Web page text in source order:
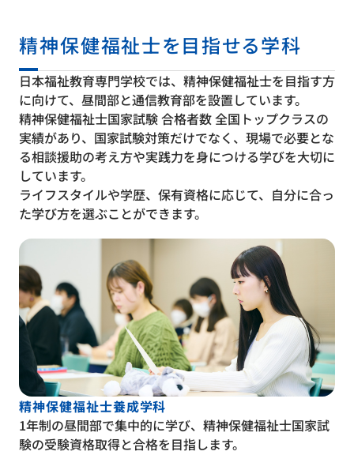
精神保健福祉士を目指せる学科
日本福祉教育専門学校では、精神保健福祉士を目指す方
に向けて、昼間部と通信教育部を設置しています。
精神保健福祉士国家試験 合格者数 全国トップクラスの
実績があり、国家試験対策だけでなく、現場で必要とな
る相談援助の考え方や実践力を身につける学びを大切に
しています。
ライフスタイルや学歴、保有資格に応じて、自分に合っ
た学び方を選ぶことができます。
精神保健福祉士養成学科
1年制の昼間部で集中的に学び、精神保健福祉士国家試
験の受験資格取得と合格を目指します。